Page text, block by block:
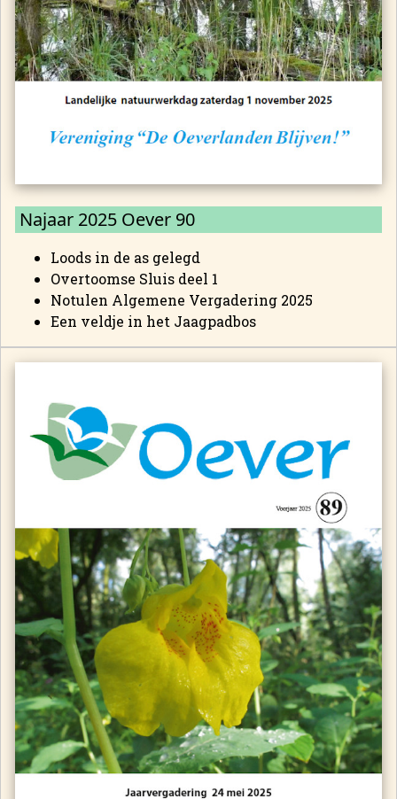
Najaar 2025 Oever 90
Loods in de as gelegd
Overtoomse Sluis deel 1
Notulen Algemene Vergadering 2025
Een veldje in het Jaagpadbos